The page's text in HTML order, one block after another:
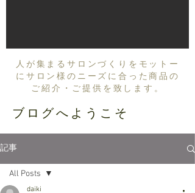
人が集まるサロンづくりをモットー
にサロン様のニーズに合った商品の
ご紹介・ご提供を致します。
ブログへようこそ
記事
All Posts
daiki